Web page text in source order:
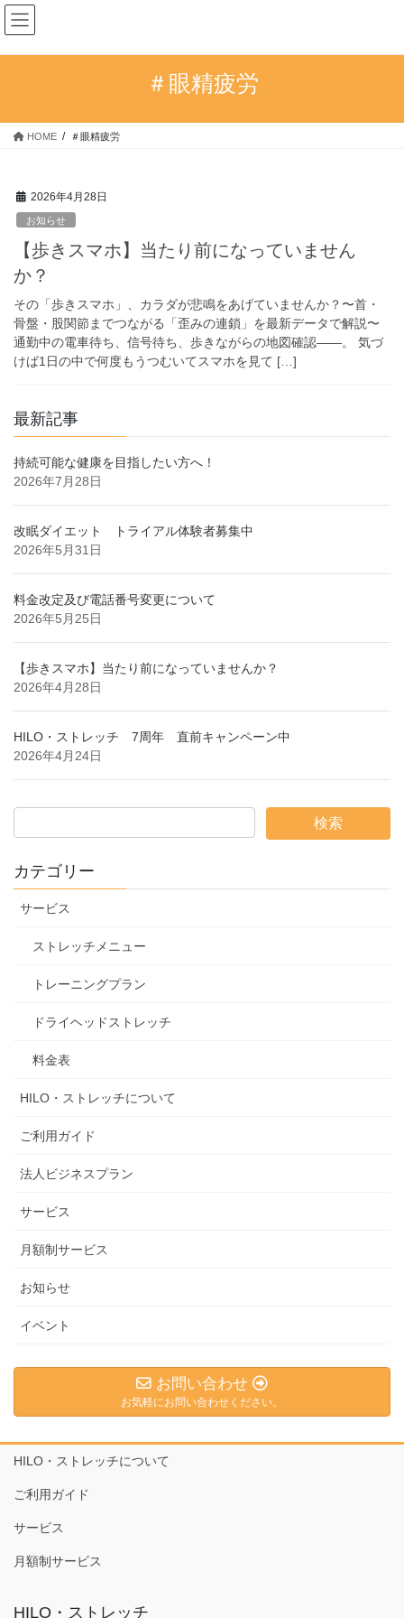
コ
ン
ス
ナ
ビ
ン
＃眼精疲労
HOME ＃眼精疲労
2026年4月28日
お知らせ
【歩きスマホ】当たり前になっていません
か？
その「歩きスマホ」、カラダが悲鳴をあげていませんか？〜首・
骨盤・股関節までつながる「歪みの連鎖」を最新データで解説〜
通勤中の電車待ち、信号待ち、歩きながらの地図確認――。 気づ
けば1日の中で何度もうつむいてスマホを見て […]
最新記事
持続可能な健康を目指したい方へ！
2026年7月28日
改眠ダイエット トライアル体験者募集中
2026年5月31日
料金改定及び電話番号変更について
2026年5月25日
【歩きスマホ】当たり前になっていませんか？
2026年4月28日
HILO・ストレッチ 7周年 直前キャンペーン中
2026年4月24日
カテゴリー
サービス
ストレッチメニュー
トレーニングプラン
ドライヘッドストレッチ
料金表
HILO・ストレッチについて
ご利用ガイド
法人ビジネスプラン
サービス
月額制サービス
お知らせ
イベント
お問い合わせ
お気軽にお問い合わせください。
HILO・ストレッチについて
ご利用ガイド
サービス
月額制サービス
HILO・ストレッチ